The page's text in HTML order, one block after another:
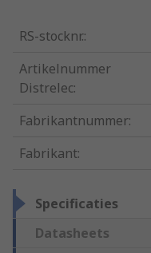
RS-stocknr.:
Artikelnummer
Distrelec:
Fabrikantnummer:
Fabrikant:
Specificaties
Datasheets